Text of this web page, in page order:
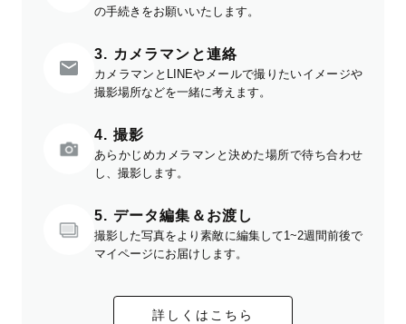
の手続きをお願いいたします。
3. カメラマンと連絡
カメラマンとLINEやメールで撮りたいイメージや
撮影場所などを一緒に考えます。
4. 撮影
あらかじめカメラマンと決めた場所で待ち合わせ
し、撮影します。
5. データ編集＆お渡し
撮影した写真をより素敵に編集して1~2週間前後で
マイページにお届けします。
詳しくはこちら